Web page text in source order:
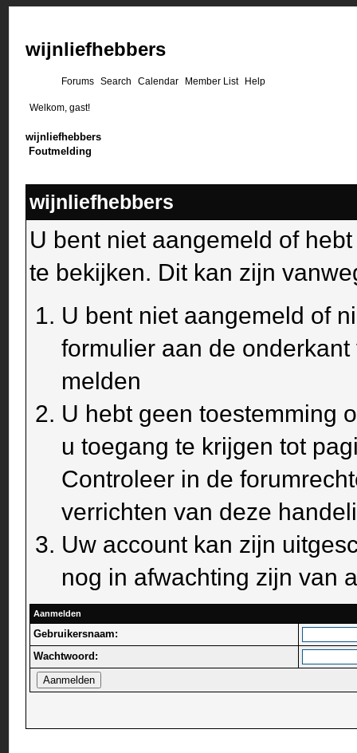
wijnliefhebbers
Forums Search Calendar Member List Help
Welkom, gast!
wijnliefhebbers
Foutmelding
wijnliefhebbers
U bent niet aangemeld of
te bekijken. Dit kan zijn
U bent niet aangemeld of
formulier aan de
melden
U hebt geen toestemming
u toegang te krijgen tot
Controleer in de
verrichten van deze
Uw account kan zijn
nog in afwachting zijn van
Aanmelden
Gebruikersnaam:
Wachtwoord: